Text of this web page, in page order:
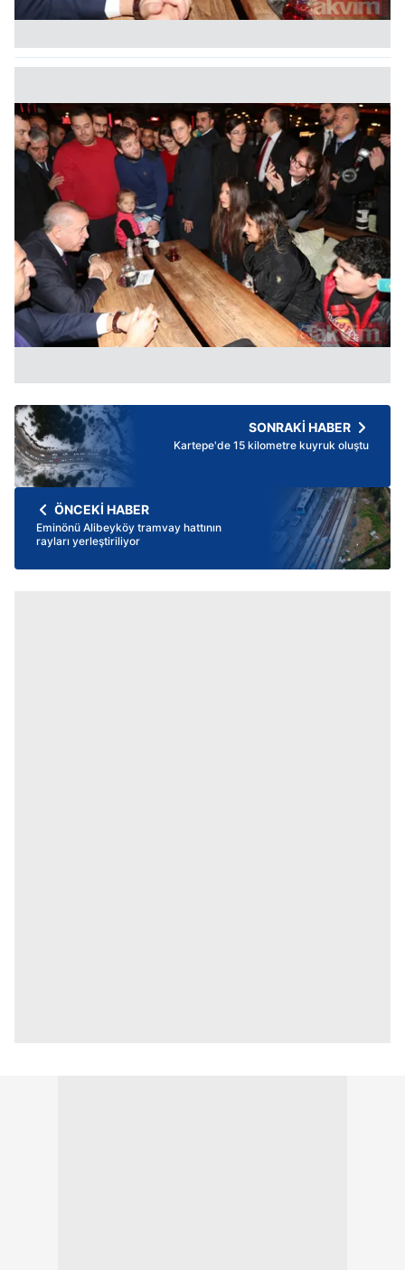
SONRAKİ HABER
Kartepe'de 15 kilometre kuyruk oluştu
ÖNCEKİ HABER
Eminönü Alibeyköy tramvay hattının
rayları yerleştiriliyor